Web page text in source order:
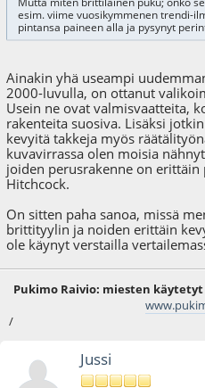
esim. viime vuosikymmenen trendi-
pintansa paineen alla ja pysynyt
Ainakin yhä useampi
2000-luvulla, on ottanut
Usein ne ovat valmisvaatteita,
rakenteita suosiva. Lisäksi
kevyitä takkeja myös
kuvavirrassa olen moisia
joiden perusrakenne on erittäin
Hitchcock.
On sitten paha sanoa, missä
brittityylin ja noiden erittäin
ole käynyt verstailla
Pukimo Raivio: miesten
/
Jussi